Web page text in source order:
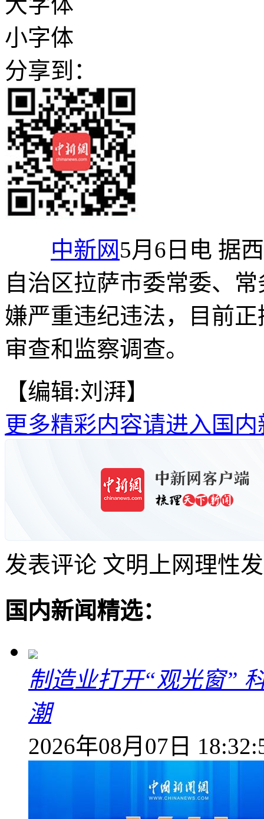
小字体
分享到：
中新网5月6日电 据
自治区拉萨市委常委、
嫌严重违纪违法，目前
审查和监察调查。
【编辑:刘湃】
更多精彩内容请进入国内
发表评论 文明上网理性
国内新闻精选：
制造业打开“观光窗”
潮
2026年08月07日